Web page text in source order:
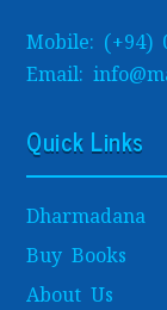
Mobile: (+94)
Email:
Quick Links
Dharmadana
Buy Books
About Us